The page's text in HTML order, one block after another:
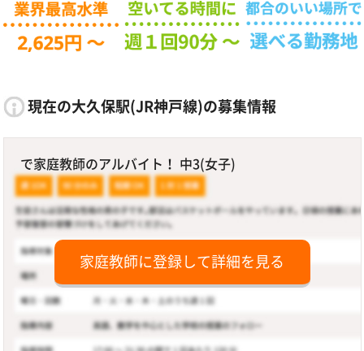
現在の大久保駅(JR神戸線)の募集情報
で家庭教師のアルバイト！ 中3(女子)
家庭教師に登録して詳細を見る